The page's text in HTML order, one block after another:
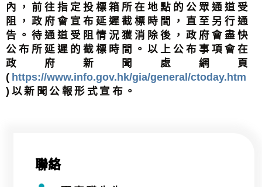
內，前往指定投標箱所在地點的公眾通道受
阻，政府會宣布延遲截標時間，直至另行通
告。待通道受阻情況獲消除後，政府會盡快
公布所延遲的截標時間。以上公布事項會在
政府新聞處網頁
( https://www.info.gov.hk/gia/general/ctoday.htm
)以新聞公報形式宣布。
聯絡